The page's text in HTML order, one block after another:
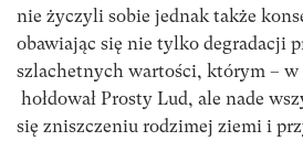
nie życzyli sobie jednak także
obawiając się nie tylko degradacji
szlachetnych wartości, którym –
hołdował Prosty Lud, ale nade
się zniszczeniu rodzimej ziemi i